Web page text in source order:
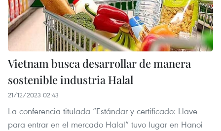
Vietnam busca desarrollar de manera
sostenible industria Halal
21/12/2023 02:43
La conferencia titulada “Estándar y certificado: Llave
para entrar en el mercado Halal” tuvo lugar en Hanoi